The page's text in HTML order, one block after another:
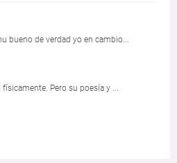
bueno de verdad yo en cambio...
físicamente. Pero su poesía y ...